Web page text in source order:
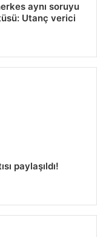
aynı soruyu
Utanç verici
paylaşıldı!